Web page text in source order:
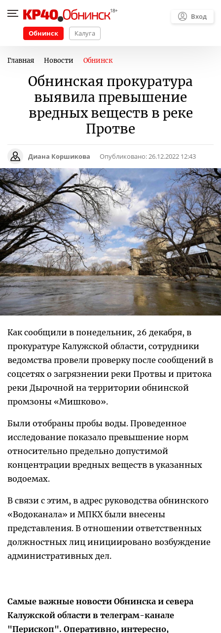
Обнинск Калуга
Вход
Главная Новости Обнинск
Обнинская прокуратура
выявила превышение
вредных веществ в реке
Протве
Диана Коршикова Опубликовано:26.12.2022 12:43
Как сообщили в понедельник, 26 декабря, в
прокуратуре Калужской области, сотрудники
ведомства провели проверку после сообщений в
соцсетях о загрязнении реки Протвы и притока
реки Дырочной на территории обнинской
промзоны «Мишково».
Были отобраны пробы воды. Проведенное
исследование показало превышение норм
относительно предельно допустимой
концентрации вредных веществ в указанных
водоемах.
В связи с этим, в адрес руководства обнинского
«Водоканала» и МПКХ были внесены
представления. В отношении ответственных
должностных лиц инициировано возбуждение
административных дел.
Самые важные новости Обнинска и севера
Калужской области в телеграм-канале
"Перископ". Оперативно, интересно,